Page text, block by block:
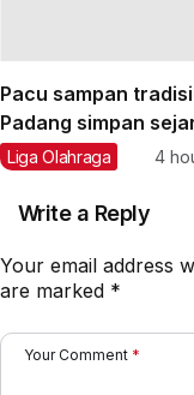
Pacu sampan
Padang simpan
dan semangat
Liga Olahraga 4
Write a Reply
Your email address
are marked *
Your Comment *